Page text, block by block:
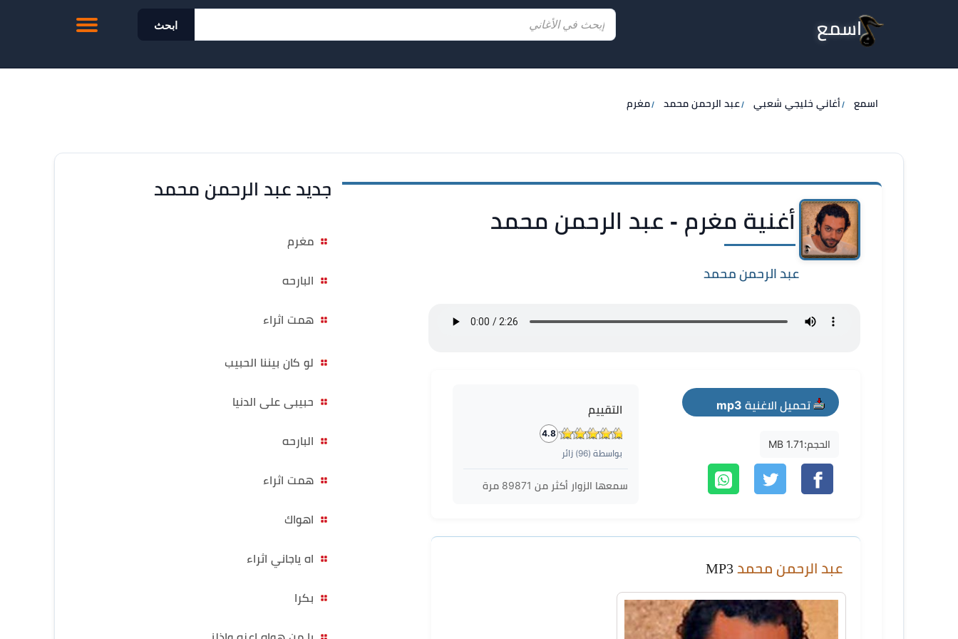
اسمع ابحث
اسمع أغاني خليجي شعبي عبد الرحمن محمد مغرم
أغنية مغرم - عبد الرحمن محمد
عبد الرحمن محمد
تحميل الاغنية mp3
الحجم:1.71 MB
التقييم
4.8
بواسطة (96) زائر
سمعها الزوار أكثر من 89871 مرة
عبد الرحمن محمد
جديد عبد الرحمن محمد
مغرم
البارحه
همت اثراء
لو كان بيننا الحبيب
حبيبى على الدنيا
البارحه
همت اثراء
اهواك
اه ياجاني اثراء
بكرا